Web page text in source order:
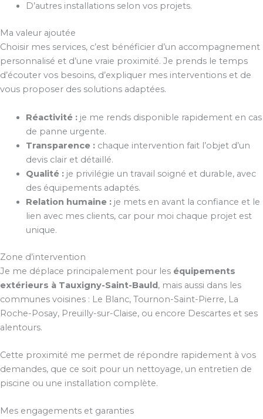
D’autres installations selon vos projets.
Ma valeur ajoutée
Choisir mes services, c’est bénéficier d’un accompagnement
personnalisé et d’une vraie proximité. Je prends le temps
d’écouter vos besoins, d’expliquer mes interventions et de
vous proposer des solutions adaptées.
Réactivité :je me rends disponible rapidement en cas
de panne urgente.
Transparence :chaque intervention fait l’objet d’un
devis clair et détaillé.
Qualité :je privilégie un travail soigné et durable, avec
des équipements adaptés.
Relation humaine :je mets en avant la confiance et le
lien avec mes clients, car pour moi chaque projet est
unique.
Zone d’intervention
Je me déplace principalement pour les équipements
extérieurs à Tauxigny-Saint-Bauld, mais aussi dans les
communes voisines : Le Blanc, Tournon-Saint-Pierre, La
Roche-Posay, Preuilly-sur-Claise, ou encore Descartes et ses
alentours.
Cette proximité me permet de répondre rapidement à vos
demandes, que ce soit pour un nettoyage, un entretien de
piscine ou une installation complète.
Mes engagements et garanties